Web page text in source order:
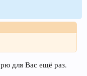
для Вас ещё раз.